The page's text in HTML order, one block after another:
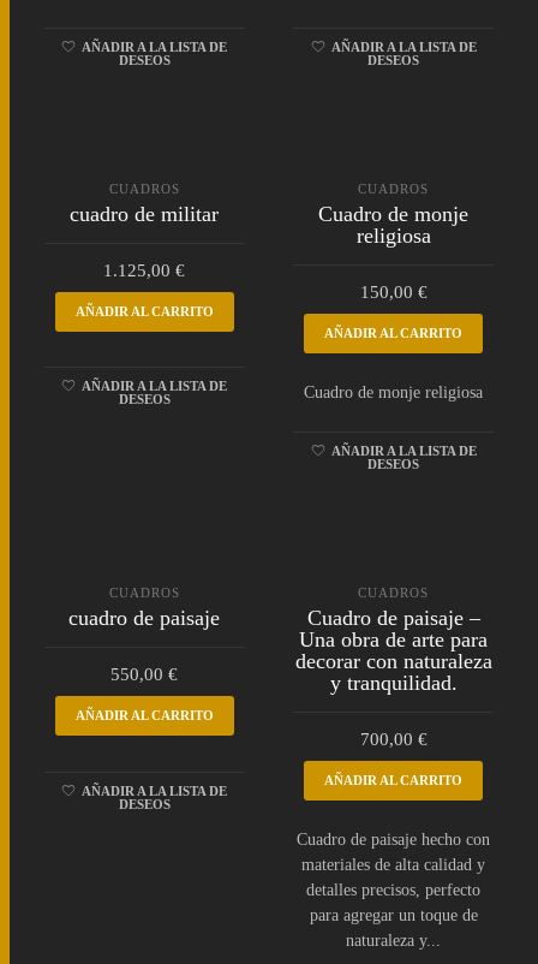
AÑADIR A LA LISTA DE
DESEOS
AÑADIR A LA LISTA DE
DESEOS
CUADROS
cuadro de militar
1.125,00€
AÑADIR AL CARRITO
AÑADIR A LA LISTA DE
DESEOS
CUADROS
Cuadro de monje
religiosa
150,00 €
AÑADIR AL CARRITO
Cuadro de monje religiosa
AÑADIR A LA LISTA DE
DESEOS
CUADROS
cuadro de paisaje
550,00€
AÑADIR AL CARRITO
AÑADIR A LA LISTA DE
DESEOS
CUADROS
Cuadro de paisaje –
Una obra de arte para
decorar con naturaleza
y tranquilidad.
700,00 €
AÑADIR AL CARRITO
Cuadro de paisaje hecho con
materiales de alta calidad y
detalles precisos, perfecto
para agregar un toque de
naturaleza y...